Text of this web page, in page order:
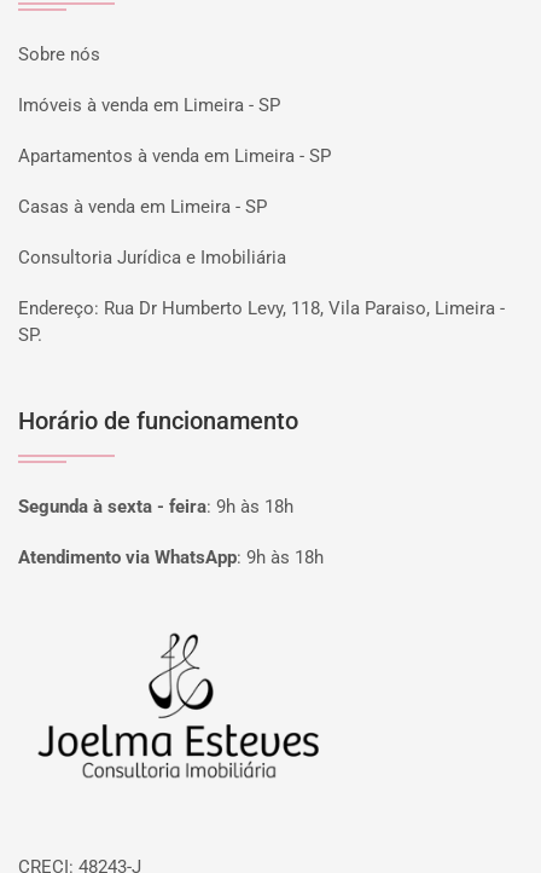
Sobre nós
Imóveis à venda em Limeira - SP
Apartamentos à venda em Limeira - SP
Casas à venda em Limeira - SP
Consultoria Jurídica e Imobiliária
Endereço: Rua Dr Humberto Levy, 118, Vila Paraiso, Limeira -
SP.
Horário de funcionamento
Segunda à sexta - feira: 9h às 18h
Atendimento via WhatsApp: 9h às 18h
CRECI: 48243-J